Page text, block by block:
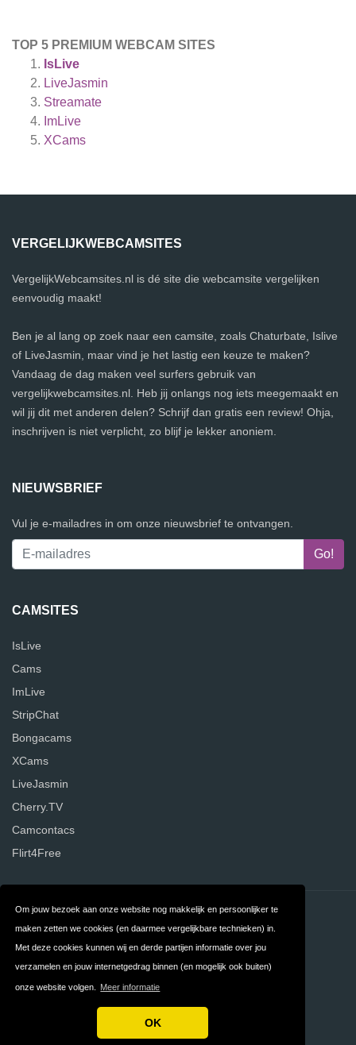
Om jouw bezoek aan onze website nog makkelijk en persoonlijker te
maken zetten we cookies (en daarmee vergelijkbare technieken) in.
Met deze cookies kunnen wij en derde partijen informatie over jou
verzamelen en jouw internetgedrag binnen (en mogelijk ook buiten)
onze website volgen. Meer informatie
OK
TOP 5 PREMIUM WEBCAM SITES
IsLive
LiveJasmin
Streamate
ImLive
XCams
VERGELIJKWEBCAMSITES
VergelijkWebcamsites.nl is dé site die webcamsite vergelijken
eenvoudig maakt!
Ben je al lang op zoek naar een camsite, zoals Chaturbate, Islive
of LiveJasmin, maar vind je het lastig een keuze te maken?
Vandaag de dag maken veel surfers gebruik van
vergelijkwebcamsites.nl. Heb jij onlangs nog iets meegemaakt en
wil jij dit met anderen delen? Schrijf dan gratis een review! Ohja,
inschrijven is niet verplicht, zo blijf je lekker anoniem.
NIEUWSBRIEF
Vul je e-mailadres in om onze nieuwsbrief te ontvangen.
CAMSITES
IsLive
Cams
ImLive
StripChat
Bongacams
XCams
LiveJasmin
Cherry.TV
Camcontacs
Flirt4Free
Contact Over ons
Privacy Algemene
Voorwaarden
Copyright © 2026 VergelijkWebcamsites